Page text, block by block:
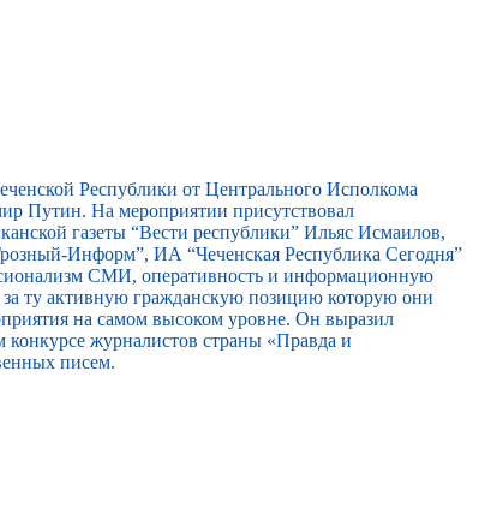
Республики от Центрального Исполкома
Путин. На мероприятии присутствовал
газеты “Вести республики” Ильяс Исмаилов,
Информ”, ИА “Чеченская Республика Сегодня”
СМИ, оперативность и информационную
ту активную гражданскую позицию которую они
на самом высоком уровне. Он выразил
журналистов страны «Правда и
писем.